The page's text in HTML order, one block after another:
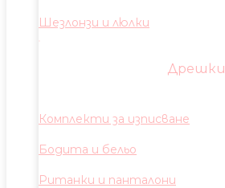
Шезлонзи и люлки
Дрешки
Комплекти за изписване
Бодита и бельо
Ританки и панталони